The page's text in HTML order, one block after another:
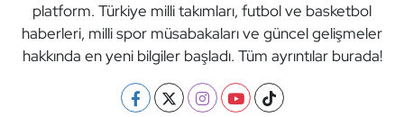
platform. Türkiye milli takımları, futbol ve basketbol
haberleri, milli spor müsabakaları ve güncel gelişmeler
hakkında en yeni bilgiler başladı. Tüm ayrıntılar burada!